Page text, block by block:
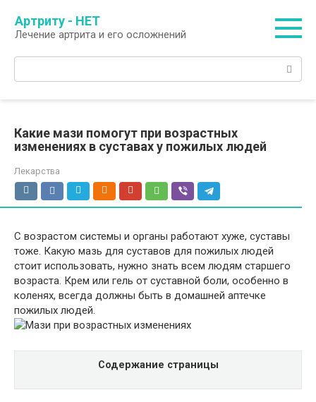
контенту
Артриту - НЕТ
Лечение артрита и его осложнений
Какие мази помогут при возрастных
изменениях в суставах у пожилых людей
Лекарства
С возрастом системы и органы работают хуже, суставы
тоже. Какую мазь для суставов для пожилых людей
стоит использовать, нужно знать всем людям старшего
возраста. Крем или гель от суставной боли, особенно в
коленях, всегда должны быть в домашней аптечке
пожилых людей.
Содержание страницы